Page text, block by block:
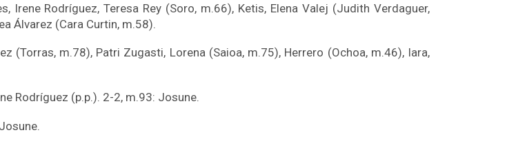
Irene Rodríguez, Teresa Rey (Soro, m.66), Ketis, Elena Valej (Judith Verdaguer,
Álvarez (Cara Curtin, m.58).
(Torras, m.78), Patri Zugasti, Lorena (Saioa, m.75), Herrero (Ochoa, m.46), Iara,
Rodríguez (p.p.). 2-2, m.93: Josune.